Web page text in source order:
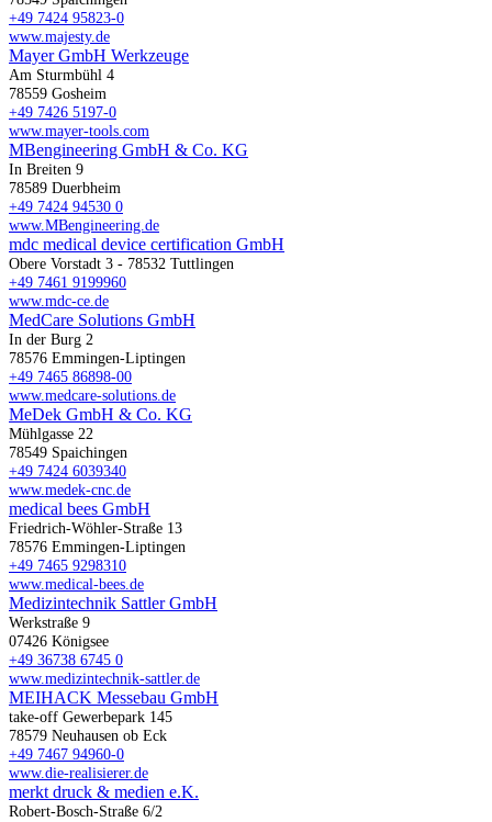
+49 7424 95823-0
www.majesty.de
Mayer GmbH Werkzeuge
Am Sturmbühl 4
78559 Gosheim
+49 7426 5197-0
www.mayer-tools.com
MBengineering GmbH & Co. KG
In Breiten 9
78589 Duerbheim
+49 7424 94530 0
www.MBengineering.de
mdc medical device certification GmbH
Obere Vorstadt 3 - 78532 Tuttlingen
+49 7461 9199960
www.mdc-ce.de
MedCare Solutions GmbH
In der Burg 2
78576 Emmingen-Liptingen
+49 7465 86898-00
www.medcare-solutions.de
MeDek GmbH & Co. KG
Mühlgasse 22
78549 Spaichingen
+49 7424 6039340
www.medek-cnc.de
medical bees GmbH
Friedrich-Wöhler-Straße 13
78576 Emmingen-Liptingen
+49 7465 9298310
www.medical-bees.de
Medizintechnik Sattler GmbH
Werkstraße 9
07426 Königsee
+49 36738 6745 0
www.medizintechnik-sattler.de
MEIHACK Messebau GmbH
take-off Gewerbepark 145
78579 Neuhausen ob Eck
+49 7467 94960-0
www.die-realisierer.de
merkt druck & medien e.K.
Robert-Bosch-Straße 6/2